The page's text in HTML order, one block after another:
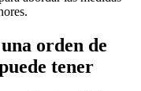
orden de
tener